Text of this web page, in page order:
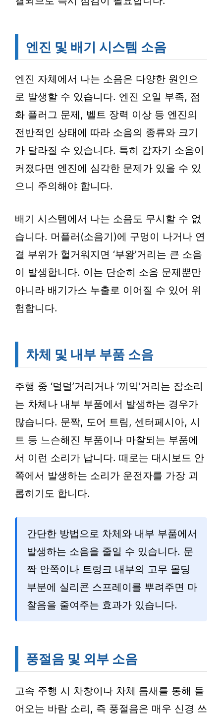
엔진 및 배기 시스템 소음
엔진 자체에서 나는 소음은 다양한 원인으
로 발생할 수 있습니다. 엔진 오일 부족, 점
화 플러그 문제, 벨트 장력 이상 등 엔진의
전반적인 상태에 따라 소음의 종류와 크기
가 달라질 수 있습니다. 특히 갑자기 소음이
커졌다면 엔진에 심각한 문제가 있을 수 있
으니 주의해야 합니다.
배기 시스템에서 나는 소음도 무시할 수 없
습니다. 머플러(소음기)에 구멍이 나거나 연
결 부위가 헐거워지면 ‘부왕’거리는 큰 소음
이 발생합니다. 이는 단순히 소음 문제뿐만
아니라 배기가스 누출로 이어질 수 있어 위
험합니다.
차체 및 내부 부품 소음
주행 중 ‘덜덜’거리거나 ‘끼익’거리는 잡소리
는 차체나 내부 부품에서 발생하는 경우가
많습니다. 문짝, 도어 트림, 센터페시아, 시
트 등 느슨해진 부품이나 마찰되는 부품에
서 이런 소리가 납니다. 때로는 대시보드 안
쪽에서 발생하는 소리가 운전자를 가장 괴
롭히기도 합니다.
간단한 방법으로 차체와 내부 부품에서
발생하는 소음을 줄일 수 있습니다. 문
짝 안쪽이나 트렁크 내부의 고무 몰딩
부분에 실리콘 스프레이를 뿌려주면 마
찰음을 줄여주는 효과가 있습니다.
풍절음 및 외부 소음
고속 주행 시 차창이나 차체 틈새를 통해 들
어오는 바람 소리, 즉 풍절음은 매우 신경 쓰